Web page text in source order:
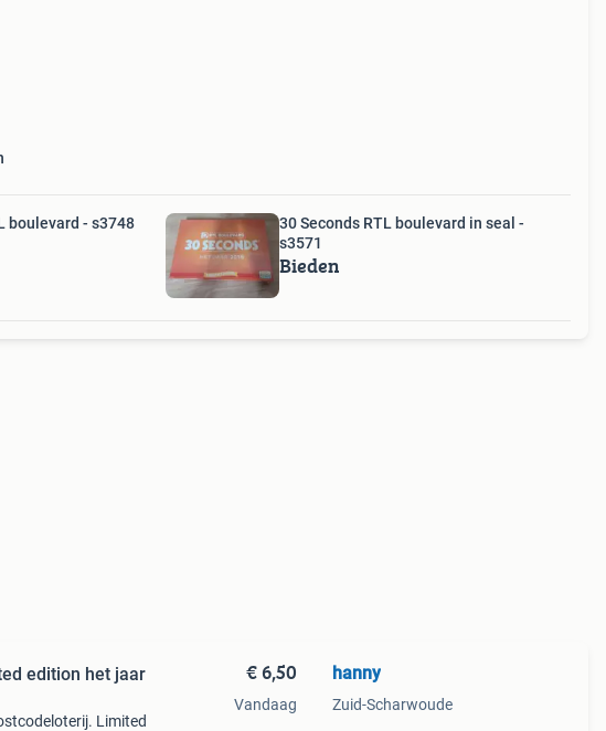
boulevard - s3748
30 Seconds RTL boulevard in seal -
s3571
Bieden
edition het jaar
Limited
€ 6,50
Vandaag
hanny
Zuid-Scharwoude